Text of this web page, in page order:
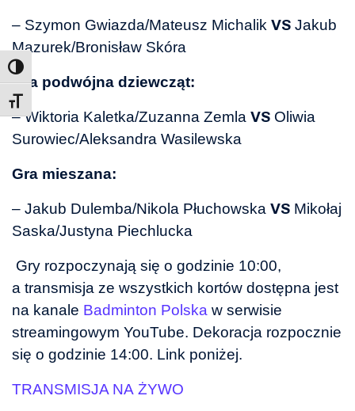
Toggle Font size
– Szymon Gwiazda/Mateusz Michalik VS Jakub
Mazurek/Bronisław Skóra
Gra podwójna dziewcząt:
– Wiktoria Kaletka/Zuzanna Zemla VS Oliwia
Surowiec/Aleksandra Wasilewska
Gra mieszana:
– Jakub Dulemba/Nikola Płuchowska VS Mikołaj
Saska/Justyna Piechlucka
Gry rozpoczynają się o godzinie 10:00,
a transmisja ze wszystkich kortów dostępna jest
na kanale Badminton Polska w serwisie
streamingowym YouTube. Dekoracja rozpocznie
się o godzinie 14:00. Link poniżej.
TRANSMISJA NA ŻYWO